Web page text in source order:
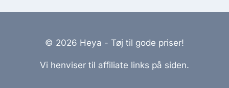
© 2026 Heya - Tøj til gode priser!
Vi henviser til affiliate links på siden.